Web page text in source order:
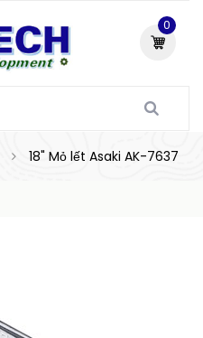
0
18" Mỏ lết Asaki AK-7637